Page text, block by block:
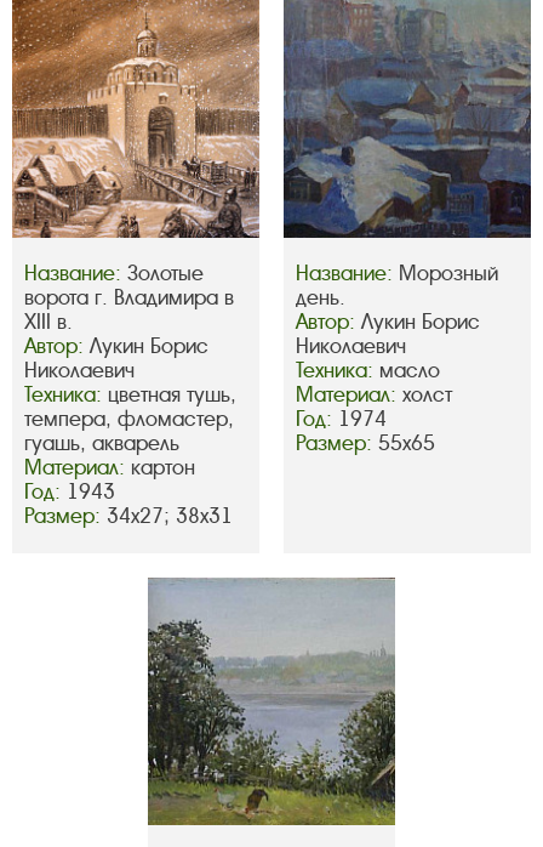
Название: Золотые
ворота г. Владимира в
XIII в.
Автор: Лукин Борис
Николаевич
Техника: цветная тушь,
темпера, фломастер,
гуашь, акварель
Материал: картон
Год: 1943
Размер: 34х27; 38х31
Название: Морозный
день.
Автор: Лукин Борис
Николаевич
Техника: масло
Материал: холст
Год: 1974
Размер: 55х65